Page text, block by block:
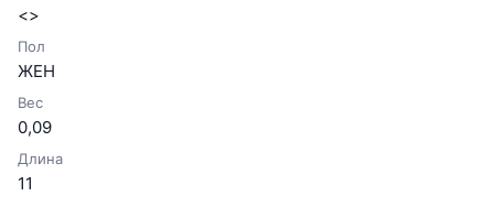
<>
Пол
ЖЕН
Вес
0,09
Длина
11